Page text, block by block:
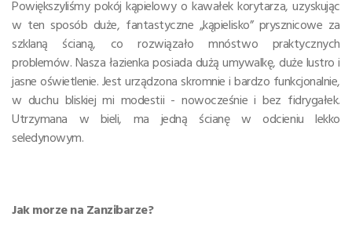
Powiększyliśmy pokój kąpielowy o kawałek korytarza, uzyskując
w ten sposób duże, fantastyczne „kąpielisko” prysznicowe za
szklaną ścianą, co rozwiązało mnóstwo praktycznych
problemów. Nasza łazienka posiada dużą umywalkę, duże lustro i
jasne oświetlenie. Jest urządzona skromnie i bardzo funkcjonalnie,
w duchu bliskiej mi modestii - nowocześnie i bez fidrygałek.
Utrzymana w bieli, ma jedną ścianę w odcieniu lekko
seledynowym.
Jak morze na Zanzibarze?